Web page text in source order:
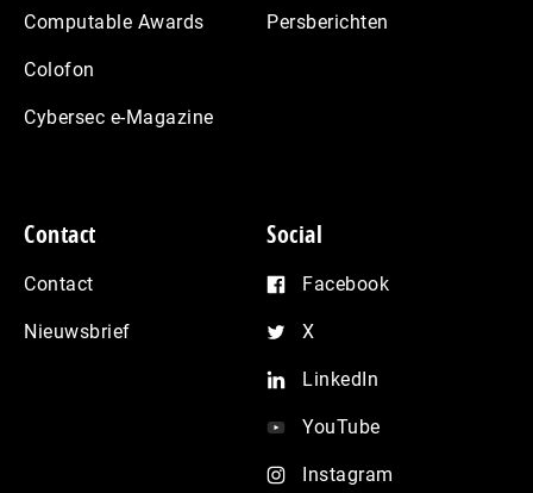
Computable Awards
Colofon
Cybersec e-Magazine
Persberichten
Contact
Contact
Nieuwsbrief
Social
Facebook
X
LinkedIn
YouTube
Instagram